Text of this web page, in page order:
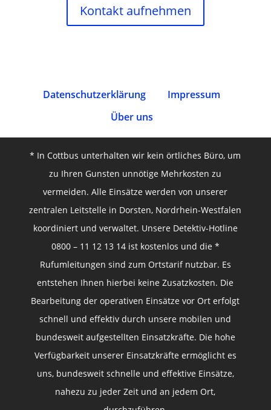
Kontakt aufnehmen
Datenschutz­erklärung
Impressum
Über uns
* In Cottbus unterhalten wir kein örtliches Büro, um
zu Ihren Gunsten unnötige Mehrkosten zu
vermeiden. Alle Einsätze werden von unserer
zentralen Leitstelle in Dorsten, Nordrhein-Westfalen
koordiniert und verwaltet. Unsere Detektiv-Hotline
0800 – 11 12 13 14 ist kostenlos und die *
Rufumleitungen sind zum Ortstarif nutzbar. Es
entstehen Ihnen hierbei keine Zusatzkosten. Die
Bearbeitung der operativen Einsätze vor Ort erfolgt
schnell und effektiv durch unsere mobilen und
bundesweit aufgestellten Einsatzkräfte. Die hohe
Verfügbarkeit unserer Einsatzkräfte ermöglicht es
uns, bundesweit schnelle und effektive Einsätze,
nahezu zu jeder Zeit und an jedem Ort,